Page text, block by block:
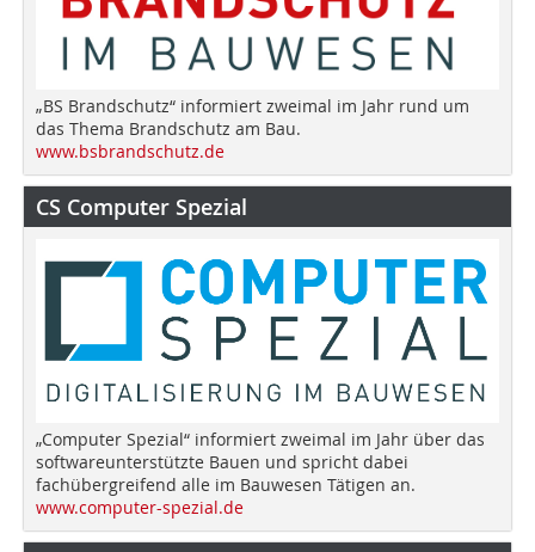
„BS Brandschutz“ informiert zweimal im Jahr rund um
das Thema Brandschutz am Bau.
www.bsbrandschutz.de
CS Computer Spezial
„Computer Spezial“ informiert zweimal im Jahr über das
softwareunterstützte Bauen und spricht dabei
fachübergreifend alle im Bauwesen Tätigen an.
www.computer-spezial.de